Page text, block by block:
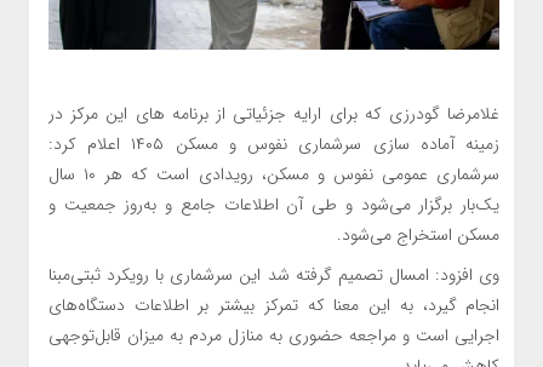
غلامرضا گودرزی که برای ارایه جزئیاتی از برنامه های این مرکز در
زمینه آماده سازی سرشماری نفوس و مسکن ۱۴۰۵ اعلام کرد:
سرشماری عمومی نفوس و مسکن، رویدادی است که هر ۱۰ سال
یک‌بار برگزار می‌شود و طی آن اطلاعات جامع و به‌روز جمعیت و
مسکن استخراج می‌شود.
وی افزود: امسال تصمیم گرفته شد این سرشماری با رویکرد ثبتی‌مبنا
انجام گیرد، به این معنا که تمرکز بیشتر بر اطلاعات دستگاه‌های
اجرایی است و مراجعه حضوری به منازل مردم به میزان قابل‌توجهی